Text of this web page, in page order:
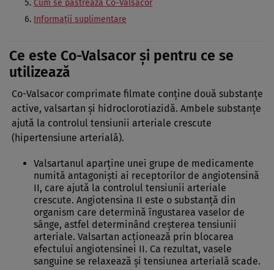
Cum se păstrează Co-Valsacor
Informaţii suplimentare
Ce este Co-Valsacor şi pentru ce se
utilizează
Co-Valsacor comprimate filmate conţine două substanţe
active, valsartan şi hidroclorotiazidă. Ambele substanţe
ajută la controlul tensiunii arteriale crescute
(hipertensiune arterială).
Valsartanul aparţine unei grupe de medicamente
numită antagonişti ai receptorilor de angiotensină
II, care ajută la controlul tensiunii arteriale
crescute. Angiotensina II este o substanţă din
organism care determină îngustarea vaselor de
sânge, astfel determinând creşterea tensiunii
arteriale. Valsartan acţionează prin blocarea
efectului angiotensinei II. Ca rezultat, vasele
sanguine se relaxează şi tensiunea arterială scade.